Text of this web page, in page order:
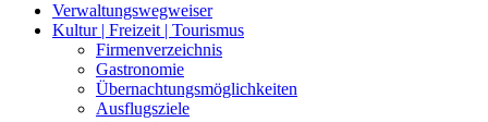
Verwaltungswegweiser
Kultur | Freizeit | Tourismus
Firmenverzeichnis
Gastronomie
Übernachtungsmöglichkeiten
Ausflugsziele